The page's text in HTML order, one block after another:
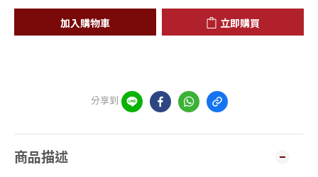
加入購物車 立即購買
分享到
商品描述